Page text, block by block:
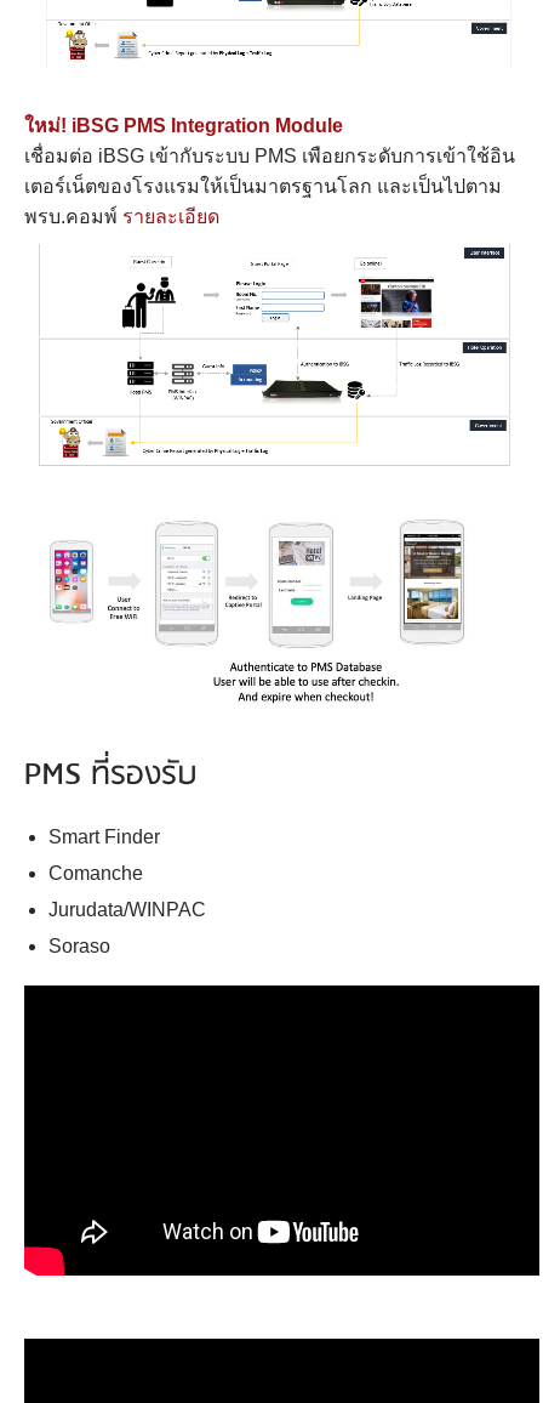
ใหม่! iBSG PMS Integration Module
เชื่อมต่อ iBSG เข้ากับระบบ PMS เพือยกระดับการเข้าใช้อิน
เตอร์เน็ตของโรงแรมให้เป็นมาตรฐานโลก และเป็นไปตาม
พรบ.คอมพ์ รายละเอียด
PMS ที่รองรับ
Smart Finder
Comanche
Jurudata/WINPAC
Soraso